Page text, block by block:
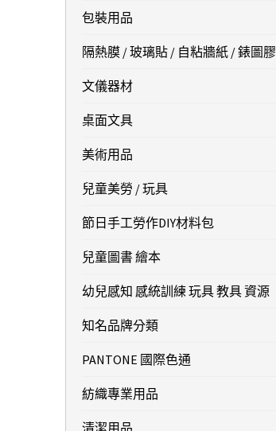
包裝用品
隔熱膜 / 玻璃貼 / 自粘牆紙 / 錶圖膠
文儀器材
桌面文具
美術用品
兒童美勞 / 玩具
節日手工勞作DIY材料包
兒童圖書 繪本
幼兒感知 感統訓練 玩具 教具 資源
知名品牌分類
PANTONE 國際色通
紡織專業用品